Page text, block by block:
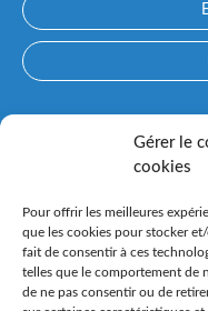
Gérer le
cookies
Pour offrir les meilleures
que les cookies pour stocker
fait de consentir à ces
telles que le comportement de
de ne pas consentir ou de
Qui sommes-nous ?
Prendre rendez-vous
Consultez nos
Espace patient
ligne